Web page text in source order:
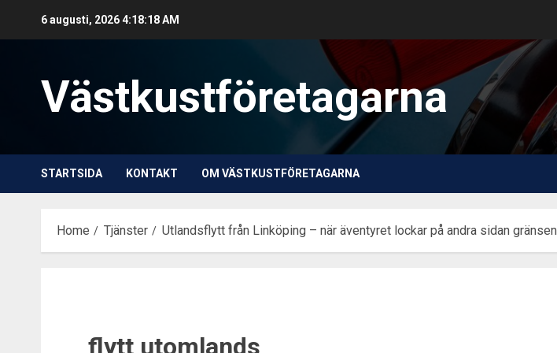
6 augusti, 20264:18:18 AM
Västkustföretagarna
STARTSIDA KONTAKT OM VÄSTKUSTFÖRETAGARNA
Home Tjänster Utlandsflytt från Linköping – när äventyret lockar på andra sidan gränsen
flytt utomlands